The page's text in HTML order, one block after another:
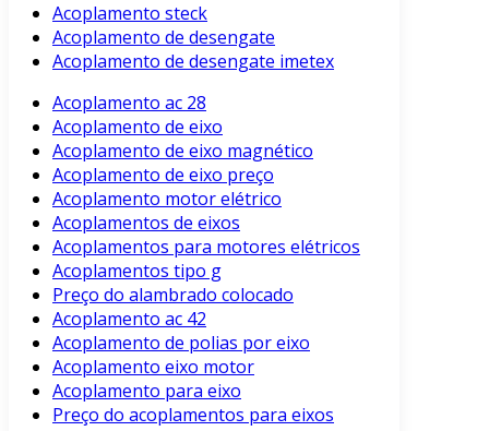
Acoplamento steck
Acoplamento de desengate
Acoplamento de desengate imetex
Acoplamento ac 28
Acoplamento de eixo
Acoplamento de eixo magnético
Acoplamento de eixo preço
Acoplamento motor elétrico
Acoplamentos de eixos
Acoplamentos para motores elétricos
Acoplamentos tipo g
Preço do alambrado colocado
Acoplamento ac 42
Acoplamento de polias por eixo
Acoplamento eixo motor
Acoplamento para eixo
Preço do acoplamentos para eixos